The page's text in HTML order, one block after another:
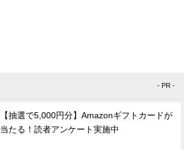
- PR -
【抽選で5,000円分】Amazonギフトカードが
当たる！読者アンケート実施中